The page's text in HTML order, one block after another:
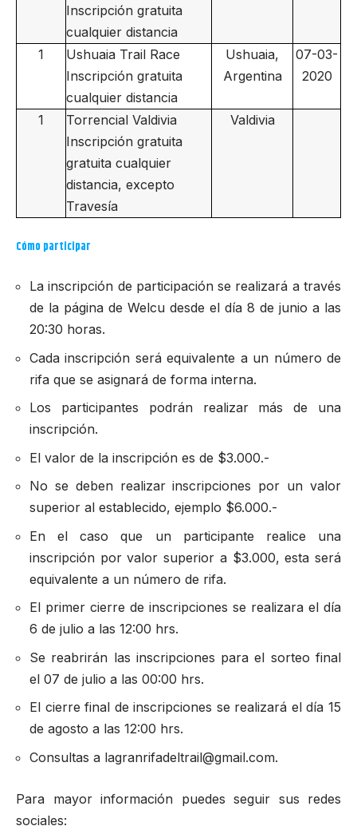
Inscripción gratuita
cualquier distancia
1
Ushuaia Trail Race
Inscripción gratuita
cualquier distancia
Ushuaia,
Argentina
07-03-
2020
1
Torrencial Valdivia
Inscripción gratuita
gratuita cualquier
distancia, excepto
Travesía
Valdivia
Cómo participar
La inscripción de participación se realizará a través
de la página de Welcu desde el día 8 de junio a las
20:30 horas.
Cada inscripción será equivalente a un número de
rifa que se asignará de forma interna.
Los participantes podrán realizar más de una
inscripción.
El valor de la inscripción es de $3.000.-
No se deben realizar inscripciones por un valor
superior al establecido, ejemplo $6.000.-
En el caso que un participante realice una
inscripción por valor superior a $3.000, esta será
equivalente a un número de rifa.
El primer cierre de inscripciones se realizara el día
6 de julio a las 12:00 hrs.
Se reabrirán las inscripciones para el sorteo final
el 07 de julio a las 00:00 hrs.
El cierre final de inscripciones se realizará el día 15
de agosto a las 12:00 hrs.
Consultas a lagranrifadeltrail@gmail.com.
Para mayor información puedes seguir sus redes
sociales: